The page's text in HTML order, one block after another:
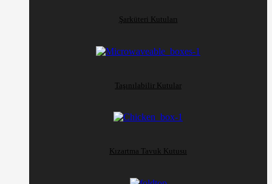
Şarküteri Kutuları
Taşınılabilir Kutular
Kızartma Tavuk Kutusu